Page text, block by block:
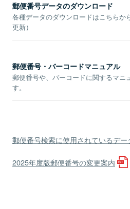
郵便番号データのダウンロード
各種データのダウンロードはこちらか
更新）
郵便番号・バーコードマニュアル
郵便番号や、バーコードに関するマニ
す。
郵便番号検索に使用されているデー
2025年度版郵便番号の変更案内